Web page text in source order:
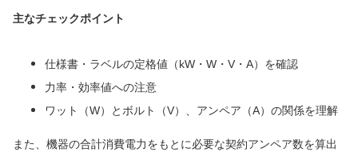
主なチェックポイント
仕様書・ラベルの定格値（kW・W・V・A）を確認
力率・効率値への注意
ワット（W）とボルト（V）、アンペア（A）の関係を理解
また、機器の合計消費電力をもとに必要な契約アンペア数を算出